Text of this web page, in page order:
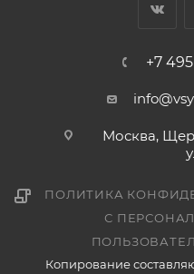
+7
Москва,
ПОЛИТИКА
С
Копирование